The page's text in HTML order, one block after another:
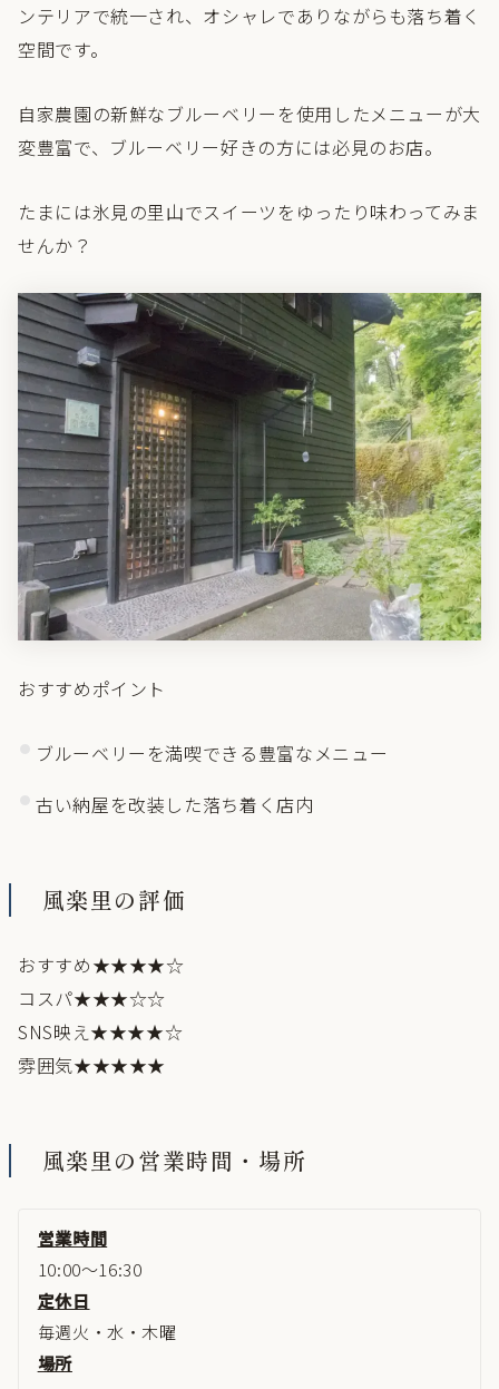
ンテリアで統一され、オシャレでありながらも落ち着く
空間です。
自家農園の新鮮なブルーベリーを使用したメニューが大
変豊富で、ブルーベリー好きの方には必見のお店。
たまには氷見の里山でスイーツをゆったり味わってみま
せんか？
おすすめポイント
ブルーベリーを満喫できる豊富なメニュー
古い納屋を改装した落ち着く店内
風楽里の評価
おすすめ★★★★☆
コスパ★★★☆☆
SNS映え★★★★☆
雰囲気★★★★★
風楽里の営業時間・場所
営業時間
10:00～16:30
定休日
毎週火・水・木曜
場所